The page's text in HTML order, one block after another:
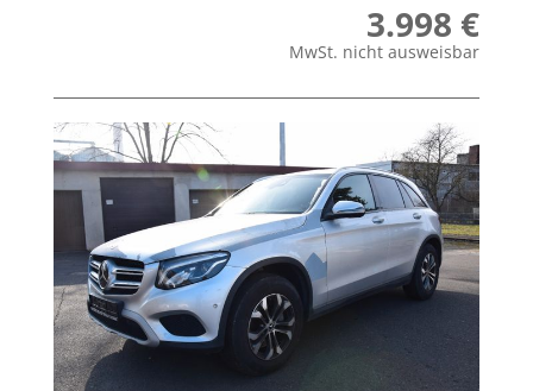
3.998 €
MwSt. nicht ausweisbar